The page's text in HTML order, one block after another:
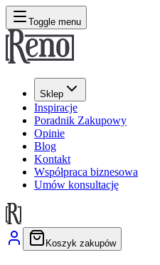
Toggle menu
Sklep
Inspiracje
Poradnik Zakupowy
Opinie
Blog
Kontakt
Współpraca biznesowa
Umów konsultację
Koszyk zakupów